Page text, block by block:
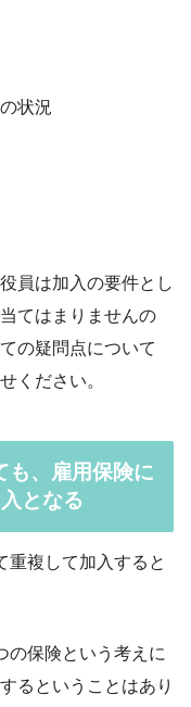
状況
員は加入の要件とし
てはまりませんの
の疑問点について
ください。
も、雇用保険に
となる
重複して加入すると
の保険という考えに
るということはあり